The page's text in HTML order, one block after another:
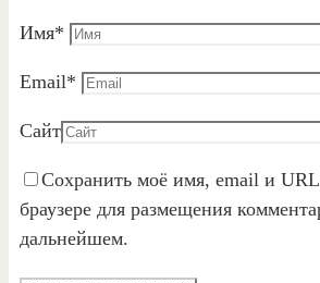
Имя*
Email*
Сайт
Сохранить моё имя, email и
браузере для размещения
дальнейшем.